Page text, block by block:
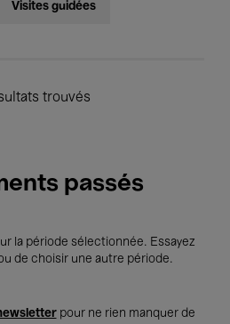
Visites guidées
trouvés
passés
la période sélectionnée. Essayez
de choisir une autre période.
pour ne rien manquer de